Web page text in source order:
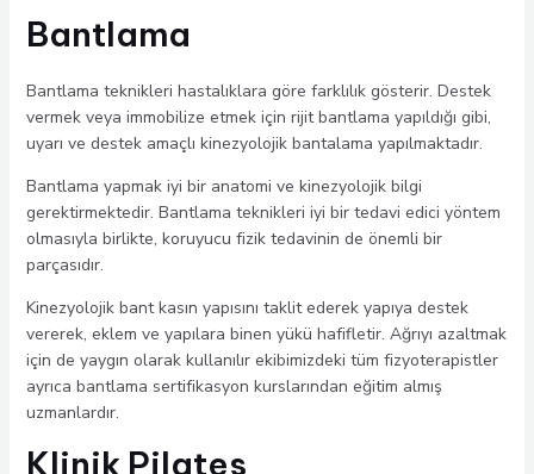
Bantlama
Bantlama teknikleri hastalıklara göre farklılık gösterir. Destek
vermek veya immobilize etmek için rijit bantlama yapıldığı gibi,
uyarı ve destek amaçlı kinezyolojik bantalama yapılmaktadır.
Bantlama yapmak iyi bir anatomi ve kinezyolojik bilgi
gerektirmektedir. Bantlama teknikleri iyi bir tedavi edici yöntem
olmasıyla birlikte, koruyucu fizik tedavinin de önemli bir
parçasıdır.
Kinezyolojik bant kasın yapısını taklit ederek yapıya destek
vererek, eklem ve yapılara binen yükü hafifletir. Ağrıyı azaltmak
için de yaygın olarak kullanılır ekibimizdeki tüm fizyoterapistler
ayrıca bantlama sertifikasyon kurslarından eğitim almış
uzmanlardır.
Klinik Pilates